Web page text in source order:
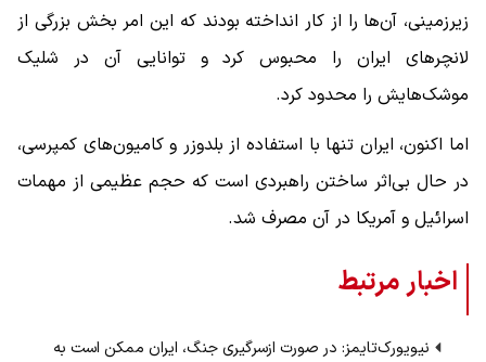
زیرزمینی، آن‌ها را از کار انداخته بودند که این امر بخش بزرگی از
لانچرهای ایران را محبوس کرد و توانایی آن در شلیک
موشک‌هایش را محدود کرد.
اما اکنون، ایران تنها با استفاده از بلدوزر و کامیون‌های کمپرسی،
در حال بی‌اثر ساختن راهبردی است که حجم عظیمی از مهمات
اسرائیل و آمریکا در آن مصرف شد.
اخبار مرتبط
نیویورک‌تایمز: در صورت ازسرگیری جنگ، ایران ممکن است به